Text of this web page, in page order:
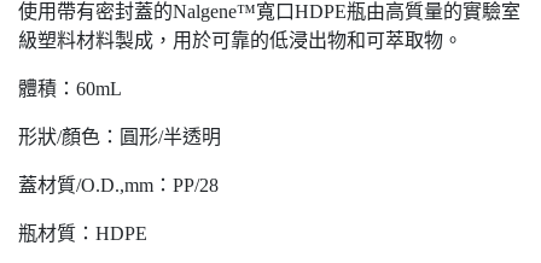
使用帶有密封蓋的Nalgene™寬口HDPE瓶由高質量的實驗室
級塑料材料製成，用於可靠的低浸出物和可萃取物。
體積：60mL
形狀/顏色：圓形/半透明
蓋材質/O.D.,mm：PP/28
瓶材質：HDPE